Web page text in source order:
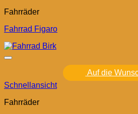
Fahrräder
Fahrrad Figaro
Auf die
Schnellansicht
Fahrräder